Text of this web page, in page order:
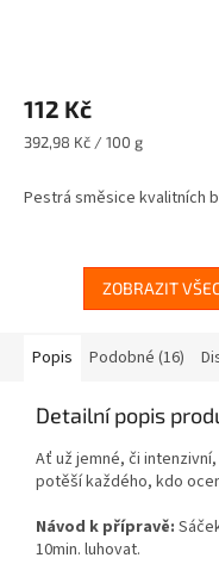
112 Kč
Měrná
392,98 Kč / 100 g
Pestrá směsice kvalitních
ZOBRAZIT
Popis Podobné (16)
Detailní popis
Ať už jemné, či
potěší každého, kdo
Návod k přípravě:
10min. luhovat.